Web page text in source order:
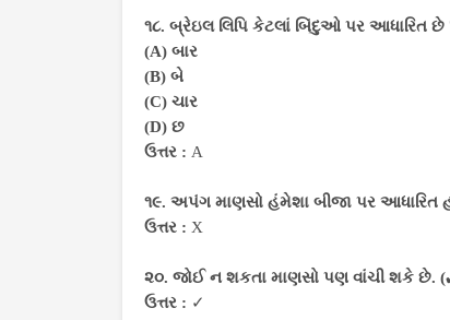
૧૮. બ્રેઇલ લિપિ કેટલાં બિંદુઓ પર આધારિત છે
(A) બાર
(B) બે
(C) ચાર
(D) છ
ઉત્તર : A
૧૯. અપંગ માણસો હંમેશા બીજા પર આધારિત
ઉત્તર : X
૨૦. જોઈ ન શકતા માણસો પણ વાંચી શકે છે.
ઉત્તર : ✓